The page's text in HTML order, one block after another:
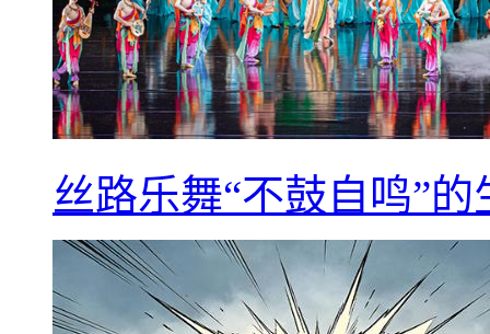
丝路乐舞“不鼓自鸣”